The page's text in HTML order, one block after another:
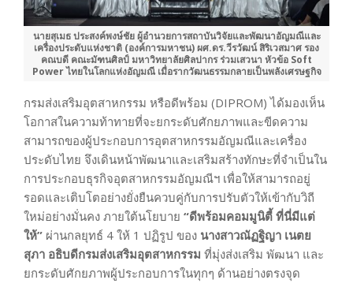
นายสุเมธ ประสงค์พงษ์ชัย ผู้อำนวยการสถาบันวิจัยและพัฒนาอัญมณีและ
เครื่องประดับแห่งชาติ (องค์การมหาชน) ผศ.ดร.วีรวัฒน์ สิริเวสมาศ รอง
คณบดี คณะมัฑนศิลป์ มหาวิทยาลัยศิลปากร ร่วมเสวนา หัวข้อ Soft
Power ไทยในโลกแห่งอัญมณี เมื่อรากวัฒนธรรมกลายเป็นพลังเศรษฐกิจ
กรมส่งเสริมอุตสาหกรรม หรือดีพร้อม (DIPROM) ได้มองเห็น
โอกาสในความท้าทายที่จะยกระดับศักยภาพและขีดความ
สามารถของผู้ประกอบการอุตสาหกรรมอัญมณีและเครื่อง
ประดับไทย จึงเดินหน้าพัฒนาและเสริมสร้างทักษะที่จำเป็นใน
การประกอบธุรกิจอุตสาหกรรมอัญมณีฯ เพื่อให้สามารถอยู่
รอดและเติบโตอย่างยั่งยืนควบคู่กับการปรับตัวให้เข้ากับวิถี
ใหม่อย่างมั่นคง ภายใต้นโยบาย “ดีพร้อมคอมมูนิตี้ ที่นี่มีแต่
ให้” ผ่านกลยุทธ์ 4 ให้ 1 ปฏิรูป ของ นางสาวณัฏฐิญา เนตย
สุภา อธิบดีกรมส่งเสริมอุตสาหกรรม ที่มุ่งส่งเสริม พัฒนา และ
ยกระดับศักยภาพผู้ประกอบการในทุกๆ ด้านอย่างตรงจุด